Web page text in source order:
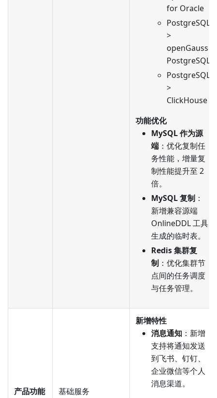
for Oracle
PostgreSQL
>
openGauss
PostgreSQL
PostgreSQL
>
ClickHouse
功能优化
MySQL 作为源
端 ：优化复制任
务性能，增量复
制性能提升至 2
倍。
MySQL 复制 ：
新增兼容源端
OnlineDDL 工具
生成的临时表。
Redis 集群复
制 ：优化集群节
点间的任务调度
与任务管理。
产品功能 基础服务
新增特性
消息通知 ：新增
支持将通知发送
到飞书、钉钉、
企业微信等个人
消息渠道。